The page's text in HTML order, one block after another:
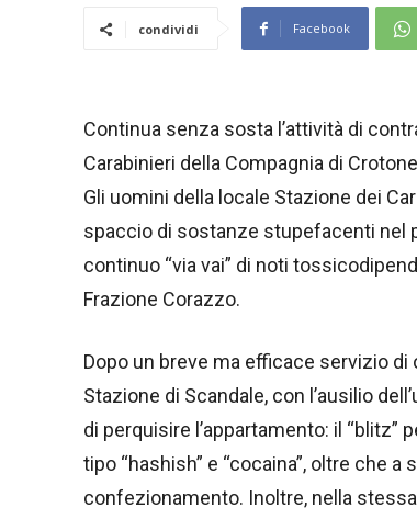
condividi Facebook
Continua senza sosta l’attività di
Carabinieri della Compagnia di
Gli uomini della locale Stazione dei
spaccio di sostanze stupefacenti nel
continuo “via vai” di noti
Frazione Corazzo.
Dopo un breve ma efficace servizio
Stazione di Scandale, con l’ausilio
di perquisire l’appartamento: il
tipo “hashish” e “cocaina”, oltre che
confezionamento. Inoltre, nella